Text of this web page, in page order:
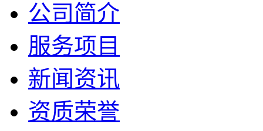
公司简介
服务项目
新闻资讯
资质荣誉